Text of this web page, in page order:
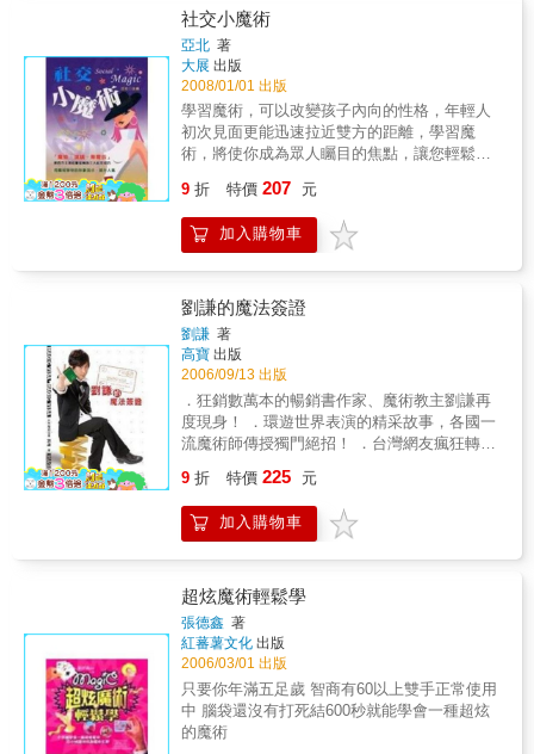
社交小魔術
亞北 著
大展 出版
2008/01/01 出版
學習魔術，可以改變孩子內向的性格，年輕人
初次見面更能迅速拉近雙方的距離，學習魔
術，將使你成為眾人矚目的焦點，讓您輕鬆建
9 折 特價 207 元
加入購物車
劉謙的魔法簽證
劉謙 著
高寶 出版
2006/09/13 出版
．狂銷數萬本的暢銷書作家、魔術教主劉謙再
度現身！ ．環遊世界表演的精采故事，各國一
流魔術師傳授獨門絕招！ ．台灣網友瘋狂轉寄
登場！ ．偷偷告訴你魔術界的各種有趣冷知
識：哪本書堪稱魔術的九陰真經？魔術師為何
是高危險的工作？世上最有錢的工人是哪位魔
教學書《啊！敗給魔術！》及《啊！敗給魔
術！PART 2 》，劉謙首創利用隨手可得的小道
具，表演變幻莫測的魔術，引發讀者的熱烈迴
響。這次《劉謙的魔法簽證》中，他決定將學
習魔術的過程用文字和照片記錄下來，讓讀者
們更瞭解魔術的世界。 身為台灣最具知名
度的魔術師，劉謙除了經常參加重要的魔術比
賽並獲得獎項之外，他也常受邀到世界各地的
9 折 特價 225 元
加入購物車
超炫魔術輕鬆學
張德鑫 著
紅蕃薯文化 出版
2006/03/01 出版
只要你年滿五足歲 智商有60以上雙手正常使用
中 腦袋還沒有打死結600秒就能學會一種超炫
的魔術